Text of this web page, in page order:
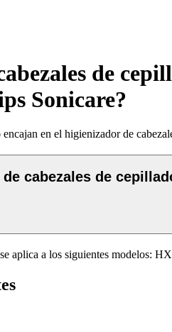
de
Sonicare?
en el higienizador de
cabezales de
aplica a los siguientes modelos: